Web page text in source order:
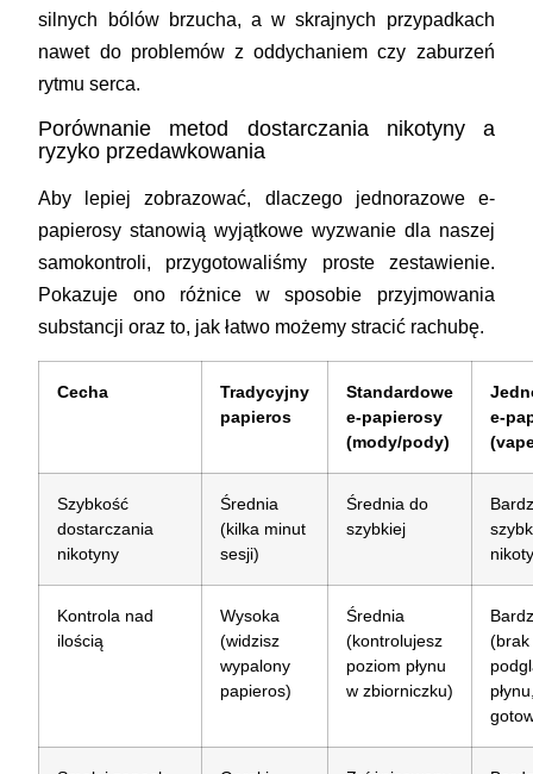
silnych bólów brzucha, a w skrajnych przypadkach
nawet do problemów z oddychaniem czy zaburzeń
rytmu serca.
Porównanie metod dostarczania nikotyny a
ryzyko przedawkowania
Aby lepiej zobrazować, dlaczego jednorazowe e-
papierosy stanowią wyjątkowe wyzwanie dla naszej
samokontroli, przygotowaliśmy proste zestawienie.
Pokazuje ono różnice w sposobie przyjmowania
substancji oraz to, jak łatwo możemy stracić rachubę.
Cecha
Tradycyjny
papieros
Standardowe
e-papierosy
(mody/pody)
e-
Szybkość
dostarczania
nikotyny
Średnia
(kilka minut
sesji)
Średnia do
szybkiej
Kontrola nad
ilością
Wysoka
(widzisz
wypalony
papieros)
Średnia
(kontrolujesz
poziom płynu
w zbiorniczku)
(brak